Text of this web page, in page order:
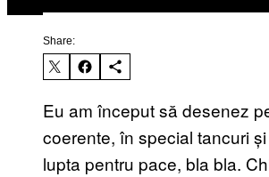
Share:
Eu am început să desenez
coerente, în special tancuri
lupta pentru pace, bla bla.